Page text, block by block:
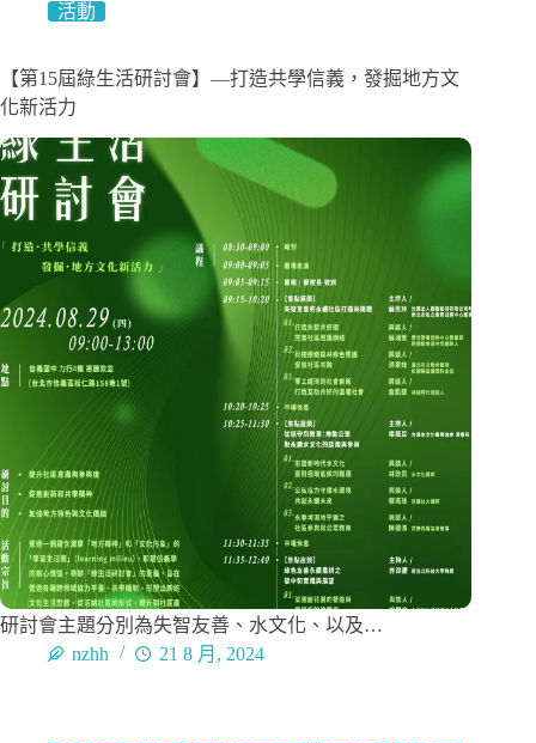
活動
【第15屆綠生活研討會】—打造共學信義，發掘地方文
化新活力
研討會主題分別為失智友善、水文化、以及…
nzhh
21 8 月, 2024